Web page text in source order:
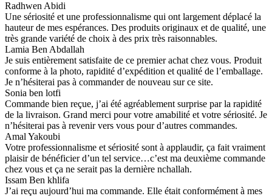
Radhwen Abidi
Une sériosité et une professionnalisme qui ont largement déplacé la
hauteur de mes espérances. Des produits originaux et de qualité, une
très grande variété de choix à des prix très raisonnables.
Lamia Ben Abdallah
Je suis entièrement satisfaite de ce premier achat chez vous. Produit
conforme à la photo, rapidité d’expédition et qualité de l’emballage.
Je n’hésiterai pas à commander de nouveau sur ce site.
Sonia ben lotfi
Commande bien reçue, j’ai été agréablement surprise par la rapidité
de la livraison. Grand merci pour votre amabilité et votre sériosité. Je
n’hésiterai pas à revenir vers vous pour d’autres commandes.
Amal Yakoubi
Votre professionnalisme et sériosité sont à applaudir, ça fait vraiment
plaisir de bénéficier d’un tel service…c’est ma deuxième commande
chez vous et ça ne serait pas la dernière nchallah.
Issam Ben khlifa
J’ai reçu aujourd’hui ma commande. Elle était conformément à mes